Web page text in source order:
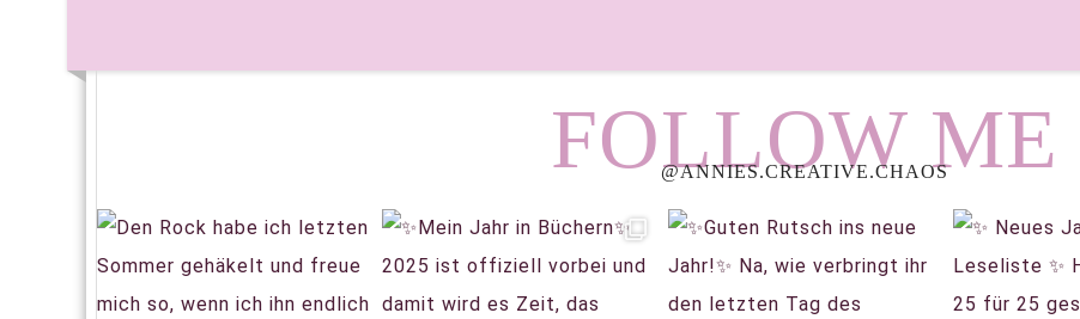
FOLLOW ME
@ANNIES.CREATIVE.CHAOS